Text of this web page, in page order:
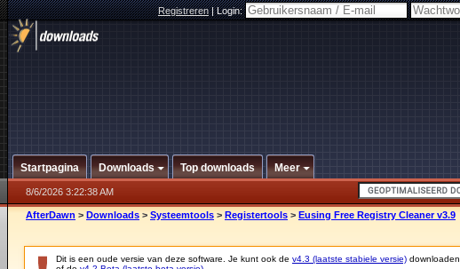
Registreren|Login:
Startpagina Downloads Top downloads Meer
8/6/2026 3:22:38 AM
AfterDawn > Downloads > Systeemtools > Registertools > Eusing Free Registry Cleaner v3.9
Dit is een oude versie van deze software. Je kunt ook de v4.3 (laatste stabiele versie) downloaden.